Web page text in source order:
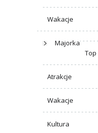
Wakacje
Majorka
Top
Atrakcje
Wakacje
Kultura